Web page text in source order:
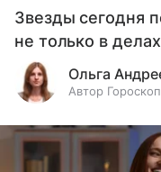
Звезды сегодня
не только в
Ольга
Автор